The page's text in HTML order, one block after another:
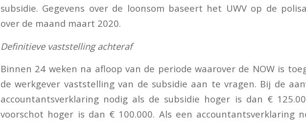
subsidie. Gegevens over de loonsom baseert het UWV op de
over de maand maart 2020.
Definitieve vaststelling achteraf
Binnen 24 weken na afloop van de periode waarover de NOW is
de werkgever vaststelling van de subsidie aan te vragen. Bij de
accountantsverklaring nodig als de subsidie hoger is dan €
voorschot hoger is dan € 100.000. Als een accountantsverklaring